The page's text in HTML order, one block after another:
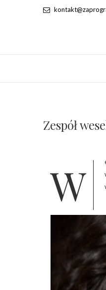
Zespół
Wesele kojarzy się ze świetną zabawą na parkiecie do białego rana. Pewnie i Wy chcecie, żeby Wasze wesele